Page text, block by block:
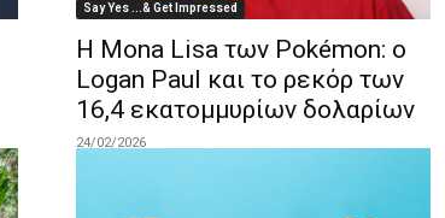
Say Yes ...& Get Impressed
Η Mona Lisa των Pokémon: ο
Logan Paul και το ρεκόρ των
16,4 εκατομμυρίων δολαρίων
24/02/2026